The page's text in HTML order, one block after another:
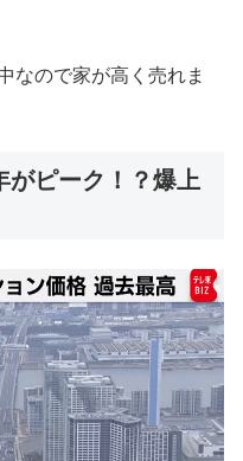
なので家が高く売れま
がピーク！？爆上